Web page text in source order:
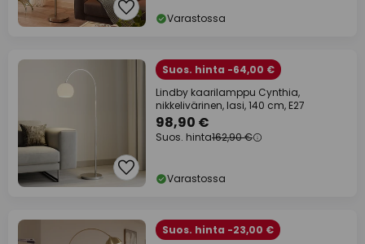
Varastossa
Suos. hinta -64,00 €
Lindby kaarilamppu Cynthia,
nikkelivärinen, lasi, 140 cm, E27
98,90 €
Suos. hinta162,90 €
Varastossa
Suos. hinta -23,00 €